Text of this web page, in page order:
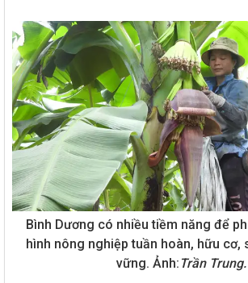
Bình Dương có nhiều tiềm năng để
hình nông nghiệp tuần hoàn, hữu cơ,
vững. Ảnh: Trần Trung.